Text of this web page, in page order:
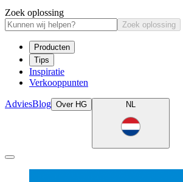
Zoek oplossing
Zoek oplossing
Producten
Tips
Inspiratie
Verkooppunten
AdviesBlog Over HG NL